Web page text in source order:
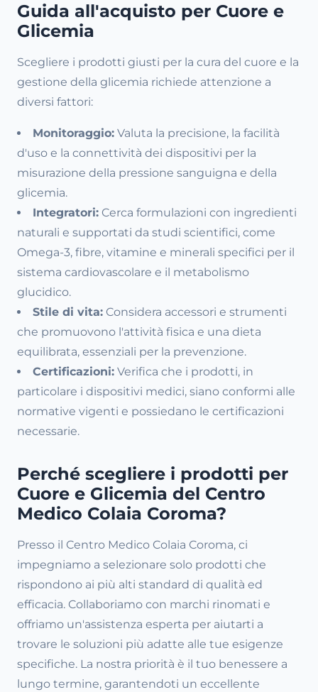
Guida all'acquisto per Cuore e
Glicemia
Scegliere i prodotti giusti per la cura del cuore e la
gestione della glicemia richiede attenzione a
diversi fattori:
Monitoraggio: Valuta la precisione, la facilità
d'uso e la connettività dei dispositivi per la
misurazione della pressione sanguigna e della
glicemia.
Integratori: Cerca formulazioni con ingredienti
naturali e supportati da studi scientifici, come
Omega-3, fibre, vitamine e minerali specifici per il
sistema cardiovascolare e il metabolismo
glucidico.
Stile di vita: Considera accessori e strumenti
che promuovono l'attività fisica e una dieta
equilibrata, essenziali per la prevenzione.
Certificazioni: Verifica che i prodotti, in
particolare i dispositivi medici, siano conformi alle
normative vigenti e possiedano le certificazioni
necessarie.
Perché scegliere i prodotti per
Cuore e Glicemia del Centro
Medico Colaia Coroma?
Presso il Centro Medico Colaia Coroma, ci
impegniamo a selezionare solo prodotti che
rispondono ai più alti standard di qualità ed
efficacia. Collaboriamo con marchi rinomati e
offriamo un'assistenza esperta per aiutarti a
trovare le soluzioni più adatte alle tue esigenze
specifiche. La nostra priorità è il tuo benessere a
lungo termine, garantendoti un eccellente